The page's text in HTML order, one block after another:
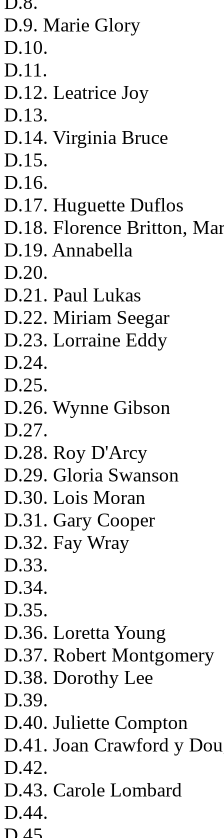
D.9. Marie Glory
D.10.
D.11.
D.12. Leatrice Joy
D.13.
D.14. Virginia Bruce
D.15.
D.16.
D.17. Huguette Duflos
D.18. Florence Britton,
D.19. Annabella
D.20.
D.21. Paul Lukas
D.22. Miriam Seegar
D.23. Lorraine Eddy
D.24.
D.25.
D.26. Wynne Gibson
D.27.
D.28. Roy D'Arcy
D.29. Gloria Swanson
D.30. Lois Moran
D.31. Gary Cooper
D.32. Fay Wray
D.33.
D.34.
D.35.
D.36. Loretta Young
D.37. Robert Montgomery
D.38. Dorothy Lee
D.39.
D.40. Juliette Compton
D.41. Joan Crawford y
D.42.
D.43. Carole Lombard
D.44.